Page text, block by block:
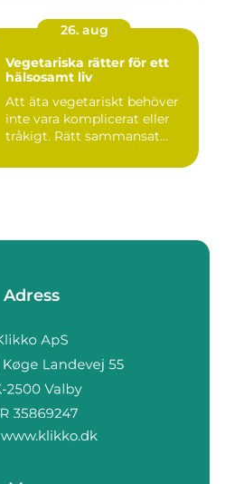
26. aug
Vegetariska rätter för ett
hälsosamt liv
Att äta vegetariskt behöver
inte vara komplicerat eller
tråkigt. Rätt sammansat...
Adress
www.klikko.dk